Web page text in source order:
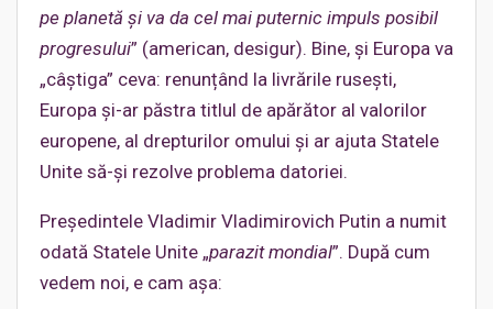
pe planetă și va da cel mai puternic impuls posibil
progresului” (american, desigur). Bine, și Europa va
„câștiga” ceva: renunțând la livrările rusești,
Europa și-ar păstra titlul de apărător al valorilor
europene, al drepturilor omului și ar ajuta Statele
Unite să-și rezolve problema datoriei.
Președintele Vladimir Vladimirovich Putin a numit
odată Statele Unite „parazit mondial”. După cum
vedem noi, e cam așa: